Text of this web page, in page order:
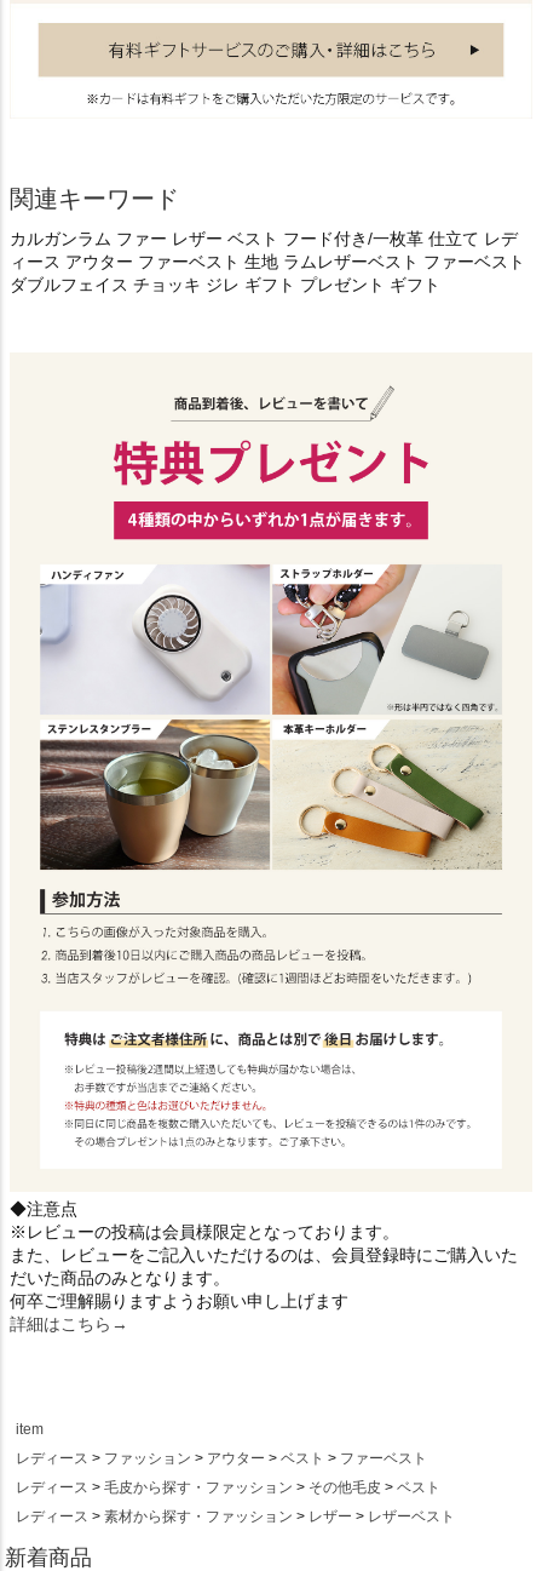
関連キーワード
カルガンラム ファー レザー ベスト フード付き/一枚革 仕立て レデ
ィース アウター ファーベスト 生地 ラムレザーベスト ファーベスト
ダブルフェイス チョッキ ジレ ギフト プレゼント ギフト
◆注意点
※レビューの投稿は会員様限定となっております。
また、レビューをご記入いただけるのは、会員登録時にご購入いた
だいた商品のみとなります。
何卒ご理解賜りますようお願い申し上げます
詳細はこちら→
item
レディース
ファッション アウター ベスト
ファーベスト
レディース
毛皮から探す・ファッション その他毛皮
ベスト
レディース
素材から探す・ファッション レザー レザーベスト
新着商品